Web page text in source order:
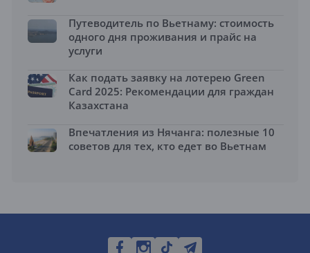
Путеводитель по Вьетнаму: стоимость
одного дня проживания и прайс на
услуги
Как подать заявку на лотерею Green
Card 2025: Рекомендации для граждан
Казахстана
Впечатления из Нячанга: полезные 10
советов для тех, кто едет во Вьетнам